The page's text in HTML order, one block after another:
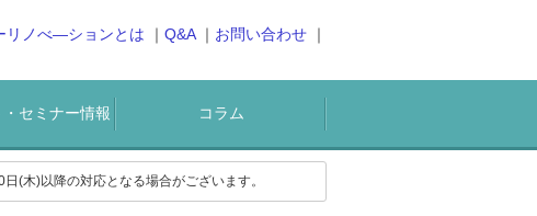
リノべ―ションとは Q&A お問い合わせ
セミナー情報 コラム
(木)以降の対応となる場合がございます。